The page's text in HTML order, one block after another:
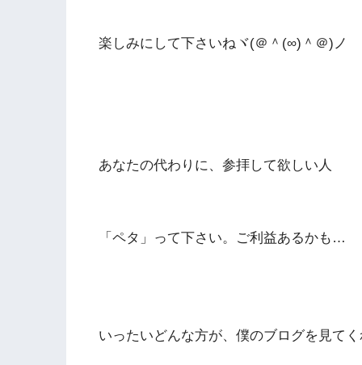
楽しみにして下さいねヾ(＠＾(∞)＾＠)ノ
あなたの代わりに、参拝して欲しい人
「ペタ」って下さい。ご利益あるかも…
いったいどんな方が、僕のブログを見て